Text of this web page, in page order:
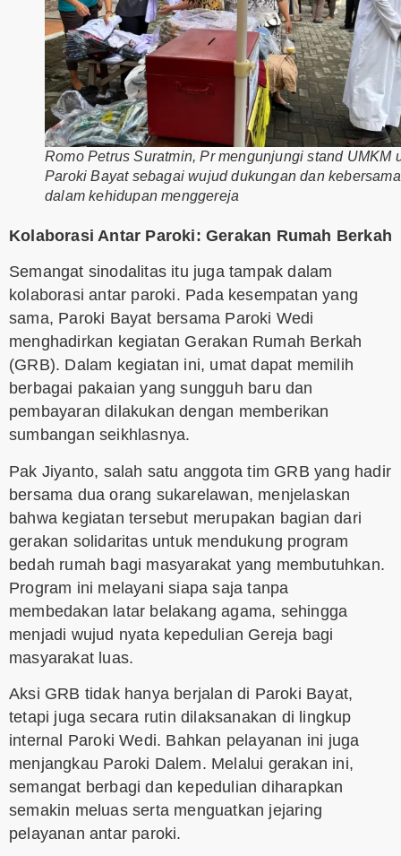
Romo Petrus Suratmin, Pr mengunjungi stand UMKM
Paroki Bayat sebagai wujud dukungan dan
dalam kehidupan menggereja
Kolaborasi Antar Paroki: Gerakan Rumah Berkah
Semangat sinodalitas itu juga tampak dalam
kolaborasi antar paroki. Pada kesempatan yang
sama, Paroki Bayat bersama Paroki Wedi
menghadirkan kegiatan Gerakan Rumah Berkah
(GRB). Dalam kegiatan ini, umat dapat memilih
berbagai pakaian yang sungguh baru dan
pembayaran dilakukan dengan memberikan
sumbangan seikhlasnya.
Pak Jiyanto, salah satu anggota tim GRB yang hadir
bersama dua orang sukarelawan, menjelaskan
bahwa kegiatan tersebut merupakan bagian dari
gerakan solidaritas untuk mendukung program
bedah rumah bagi masyarakat yang membutuhkan.
Program ini melayani siapa saja tanpa
membedakan latar belakang agama, sehingga
menjadi wujud nyata kepedulian Gereja bagi
masyarakat luas.
Aksi GRB tidak hanya berjalan di Paroki Bayat,
tetapi juga secara rutin dilaksanakan di lingkup
internal Paroki Wedi. Bahkan pelayanan ini juga
menjangkau Paroki Dalem. Melalui gerakan ini,
semangat berbagi dan kepedulian diharapkan
semakin meluas serta menguatkan jejaring
pelayanan antar paroki.